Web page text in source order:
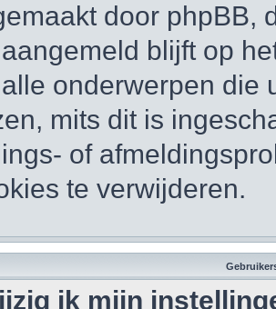
door phpBB,
blijft op
onderwerpen die
mits dit is
of
te verwijderen.
ik mijn